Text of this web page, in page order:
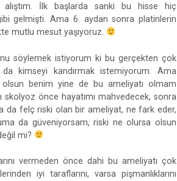
İlk başlarda sanki bu hisse hiç
gelmişti. Ama 6. aydan sonra platinlerin
mutlu mesut yaşıyoruz.
söylemek istiyorum ki bu gerçekten çok
da kimseyi kandırmak istemiyorum. Ama
benim yine de bu ameliyatı olmam
önce hayatımı mahvedecek, sonra
da felç riski olan bir ameliyat, ne fark eder,
da güveniyorsam, riski ne olursa olsun
mi?
vermeden önce dahi bu ameliyatı çok
iyi taraflarını, varsa pişmanlıklarını